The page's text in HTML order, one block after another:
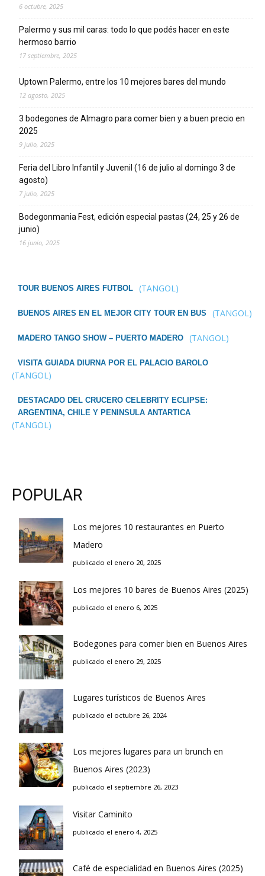
6 octubre, 2025
Palermo y sus mil caras: todo lo que podés hacer en este
hermoso barrio
17 septiembre, 2025
Uptown Palermo, entre los 10 mejores bares del mundo
12 agosto, 2025
3 bodegones de Almagro para comer bien y a buen precio en
2025
9 julio, 2025
Feria del Libro Infantil y Juvenil (16 de julio al domingo 3 de
agosto)
7 julio, 2025
Bodegonmania Fest, edición especial pastas (24, 25 y 26 de
junio)
16 junio, 2025
TOUR BUENOS AIRES FUTBOL (TANGOL)
BUENOS AIRES EN EL MEJOR CITY TOUR EN BUS (TANGOL)
MADERO TANGO SHOW – PUERTO MADERO (TANGOL)
VISITA GUIADA DIURNA POR EL PALACIO BAROLO
(TANGOL)
DESTACADO DEL CRUCERO CELEBRITY ECLIPSE:
ARGENTINA, CHILE Y PENINSULA ANTARTICA
(TANGOL)
POPULAR
Los mejores 10 restaurantes en Puerto
Madero
publicado el enero 20, 2025
Los mejores 10 bares de Buenos Aires (2025)
publicado el enero 6, 2025
Bodegones para comer bien en Buenos Aires
publicado el enero 29, 2025
Lugares turísticos de Buenos Aires
publicado el octubre 26, 2024
Los mejores lugares para un brunch en
Buenos Aires (2023)
publicado el septiembre 26, 2023
Visitar Caminito
publicado el enero 4, 2025
Café de especialidad en Buenos Aires (2025)